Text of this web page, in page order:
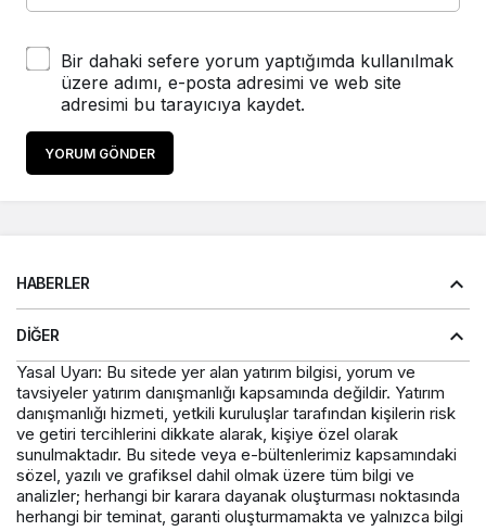
Bir dahaki sefere yorum yaptığımda kullanılmak
üzere adımı, e-posta adresimi ve web site
adresimi bu tarayıcıya kaydet.
YORUM GÖNDER
HABERLER
DIĞER
Yasal Uyarı: Bu sitede yer alan yatırım bilgisi, yorum ve
tavsiyeler yatırım danışmanlığı kapsamında değildir. Yatırım
danışmanlığı hizmeti, yetkili kuruluşlar tarafından kişilerin risk
ve getiri tercihlerini dikkate alarak, kişiye özel olarak
sunulmaktadır. Bu sitede veya e-bültenlerimiz kapsamındaki
sözel, yazılı ve grafiksel dahil olmak üzere tüm bilgi ve
analizler; herhangi bir karara dayanak oluşturması noktasında
herhangi bir teminat, garanti oluşturmamakta ve yalnızca bilgi